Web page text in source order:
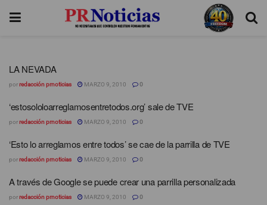
LA NEVADA
porredacción prnoticias MARZO 9, 2010 0
‘estosololoarreglamosentretodos.org’ sale de TVE
porredacción prnoticias MARZO 9, 2010 0
‘Esto lo arreglamos entre todos’ se cae de la parrilla de TVE
porredacción prnoticias MARZO 9, 2010 0
A través de Google se puede crear una parrilla personalizada
porredacción prnoticias MARZO 9, 2010 0